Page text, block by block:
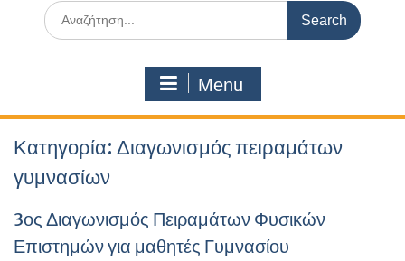
Search
for:
Menu
Κατηγορία: Διαγωνισμός πειραμάτων
γυμνασίων
3ος Διαγωνισμός Πειραμάτων Φυσικών
Επιστημών για μαθητές Γυμνασίου